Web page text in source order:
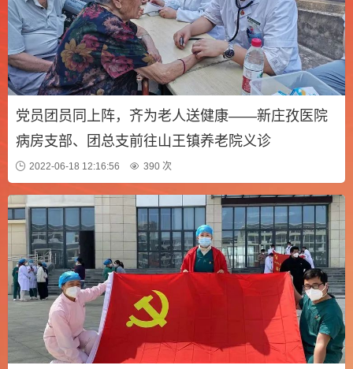
党员团员同上阵，齐为老人送健康——新庄孜医院
病房支部、团总支前往山王镇养老院义诊
2022-06-18 12:16:56 390 次